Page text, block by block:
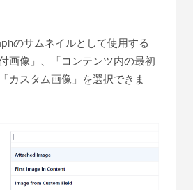
のサムネイルとして使用する
画像」、「コンテンツ内の最初
カスタム画像」を選択できま